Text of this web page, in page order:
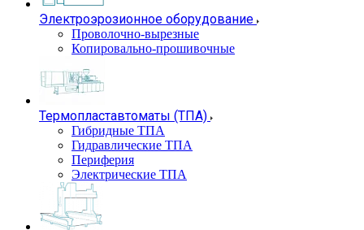
Электроэрозионное оборудование
Проволочно-вырезные
Копировально-прошивочные
Термопластавтоматы (ТПА)
Гибридные ТПА
Гидравлические ТПА
Периферия
Электрические ТПА